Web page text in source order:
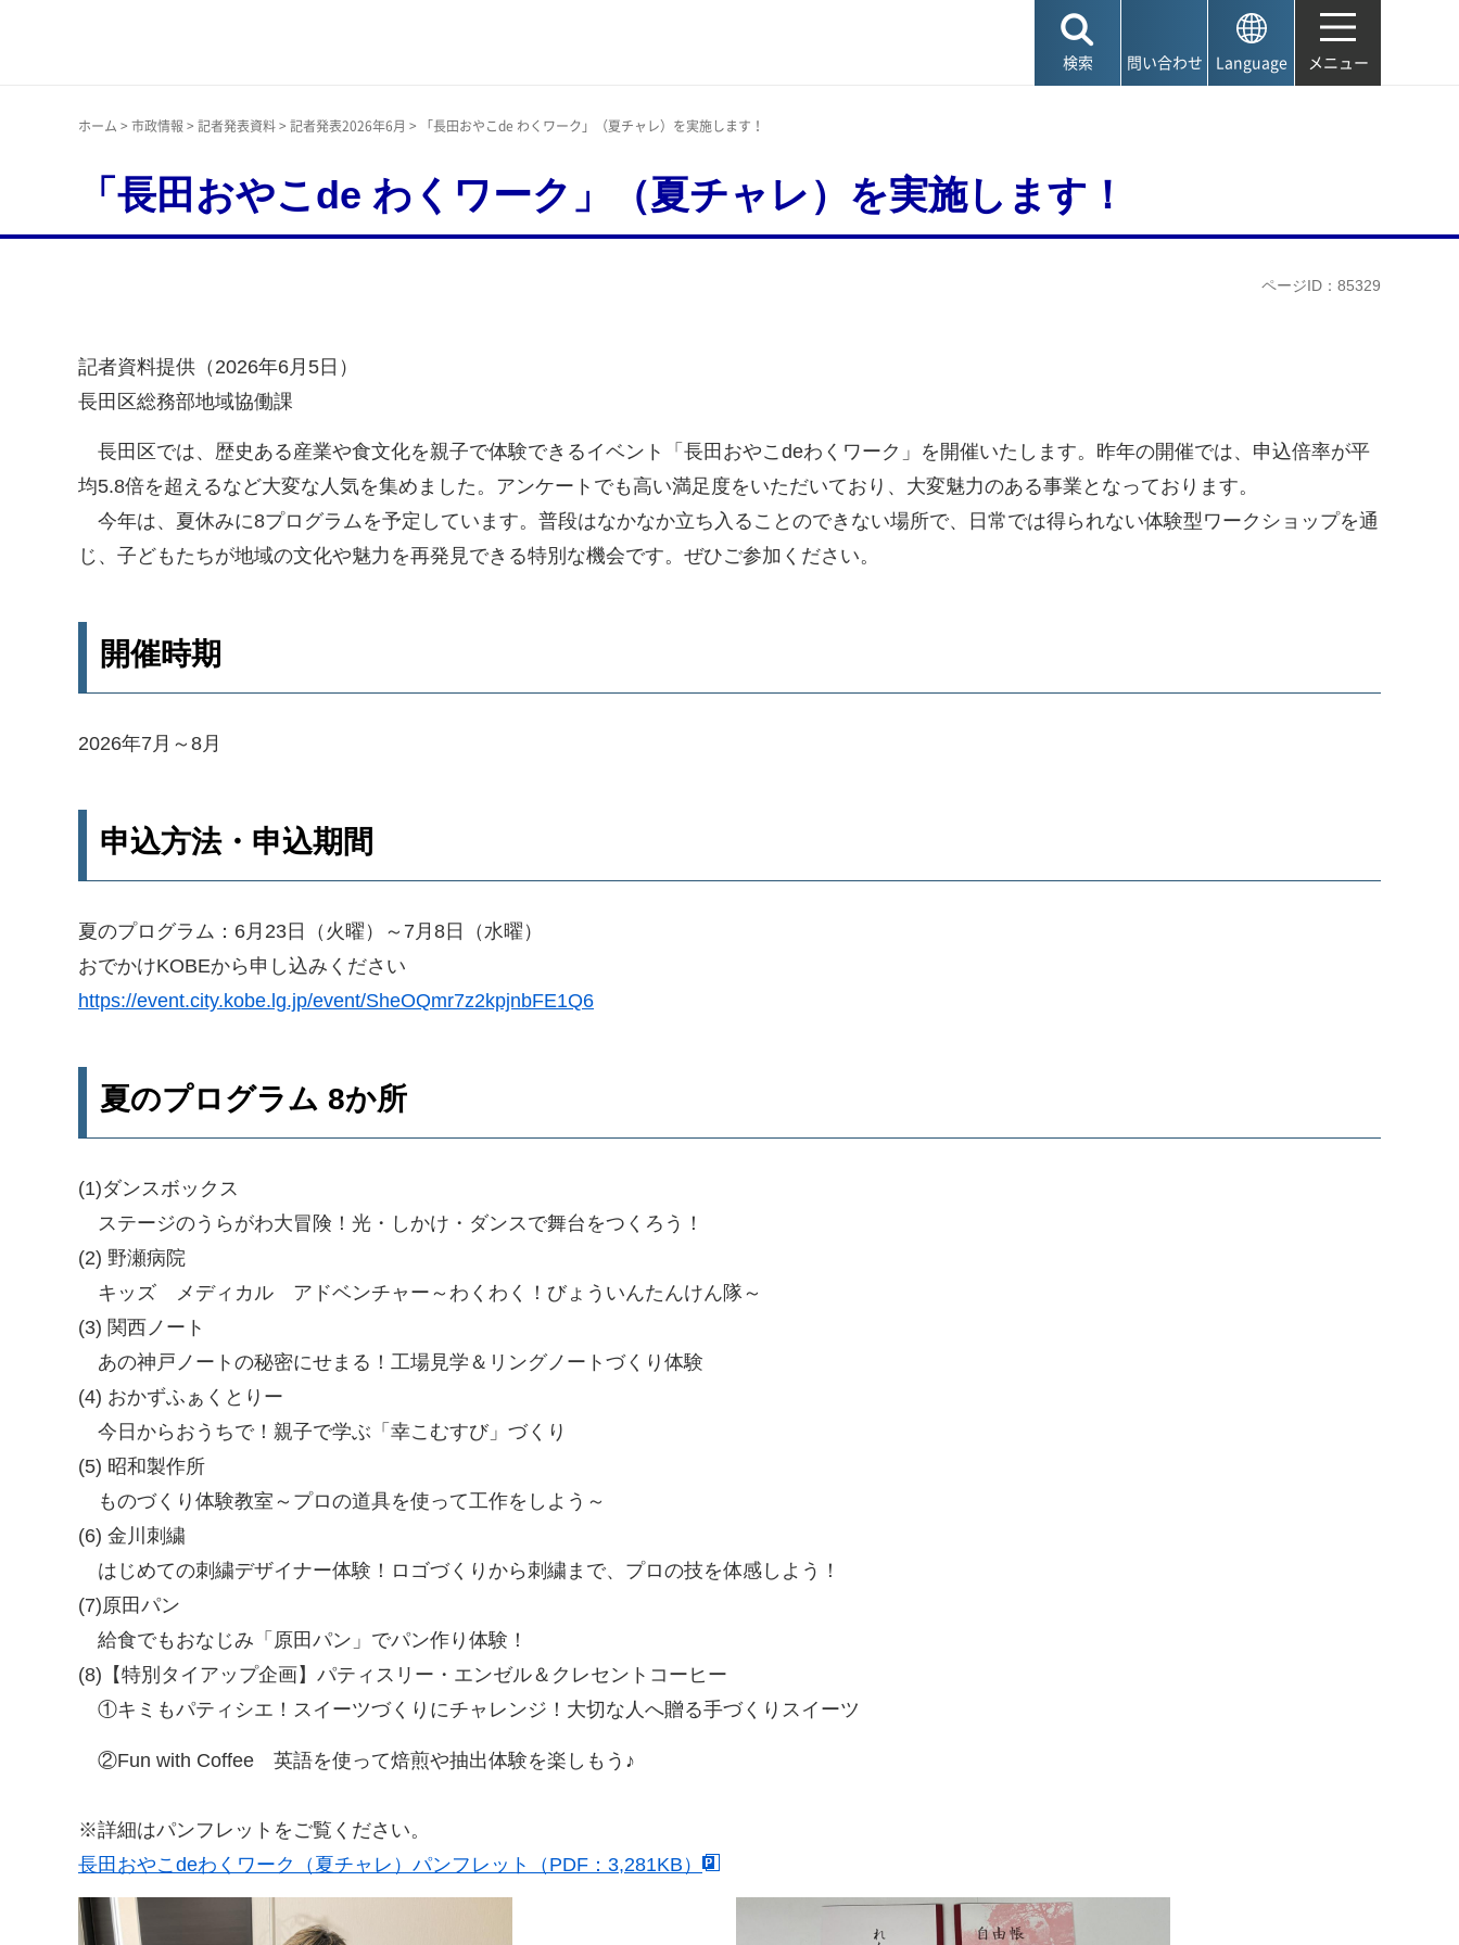
検索 問い合わせ Language メニュー
ホーム > 市政情報 > 記者発表資料> 記者発表2026年6月 > 「長田おやこde わくワーク」（夏チャレ）を実施します！
「長田おやこde わくワーク」（夏チャレ）を実施します！
ページID：85329
記者資料提供（2026年6月5日）
長田区総務部地域協働課
長田区では、歴史ある産業や食文化を親子で体験できるイベント「長田おやこdeわくワーク」を開催いたします。昨年の開催では、申込倍率が平
均5.8倍を超えるなど大変な人気を集めました。アンケートでも高い満足度をいただいており、大変魅力のある事業となっております。
今年は、夏休みに8プログラムを予定しています。普段はなかなか立ち入ることのできない場所で、日常では得られない体験型ワークショップを通
じ、子どもたちが地域の文化や魅力を再発見できる特別な機会です。ぜひご参加ください。
開催時期
2026年7月～8月
申込方法・申込期間
夏のプログラム：6月23日（火曜）～7月8日（水曜）
おでかけKOBEから申し込みください
https://event.city.kobe.lg.jp/event/SheOQmr7z2kpjnbFE1Q6
夏のプログラム 8か所
(1)ダンスボックス
ステージのうらがわ大冒険！光・しかけ・ダンスで舞台をつくろう！
(2) 野瀬病院
キッズ メディカル アドベンチャー～わくわく！びょういんたんけん隊～
(3) 関西ノート
あの神戸ノートの秘密にせまる！工場見学＆リングノートづくり体験
(4) おかずふぁくとりー
今日からおうちで！親子で学ぶ「幸こむすび」づくり
(5) 昭和製作所
ものづくり体験教室～プロの道具を使って工作をしよう～
(6) 金川刺繍
はじめての刺繍デザイナー体験！ロゴづくりから刺繍まで、プロの技を体感しよう！
(7)原田パン
給食でもおなじみ「原田パン」でパン作り体験！
(8)【特別タイアップ企画】パティスリー・エンゼル＆クレセントコーヒー
①キミもパティシエ！スイーツづくりにチャレンジ！大切な人へ贈る手づくりスイーツ
②Fun with Coffee 英語を使って焙煎や抽出体験を楽しもう♪
※詳細はパンフレットをご覧ください。
長田おやこdeわくワーク（夏チャレ）パンフレット（PDF：3,281KB）